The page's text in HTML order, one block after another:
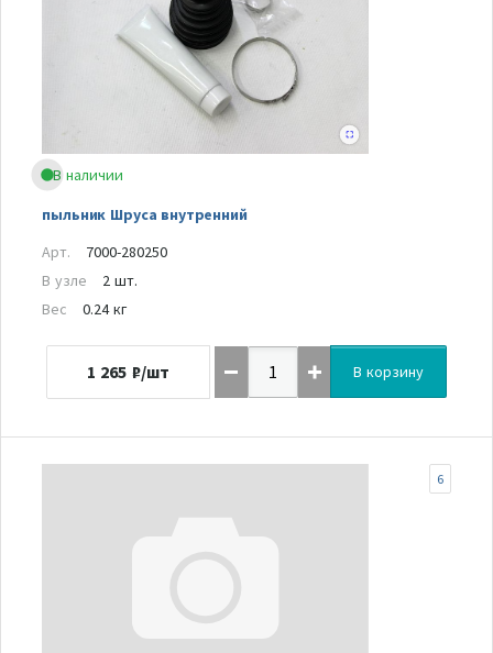
В наличии
пыльник Шруса внутренний
Арт.
7000-280250
В узле
2 шт.
Вес
0.24 кг
1 265 ₽/шт В корзину
6